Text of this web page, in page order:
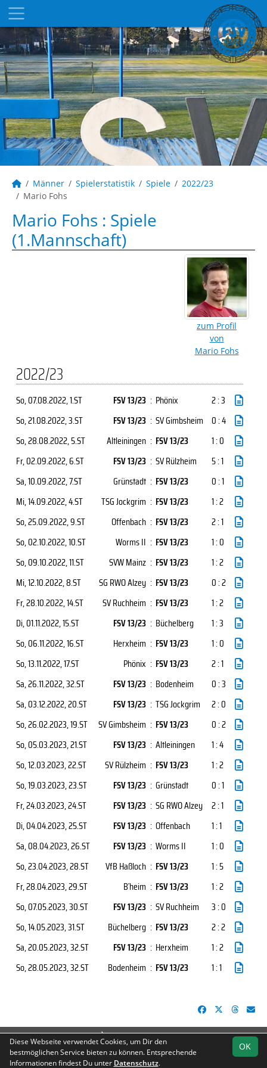
Männer Spielerstatistik Spiele
2022/23
Mario Fohs
Mario Fohs : Spiele
(1.Mannschaft)
zum Profil
von
Mario Fohs
2022/23
So, 07.08.2022, 1.ST FSV 13/23 : Phönix
2 : 3
So, 21.08.2022, 3.ST FSV 13/23 : SV Gimbsheim 0 : 4
So, 28.08.2022, 5.ST Altleiningen : FSV 13/23
1 : 0
Fr, 02.09.2022, 6.ST FSV 13/23 : SV Rülzheim
5 : 1
Sa, 10.09.2022, 7.ST Grünstadt : FSV 13/23
0 : 1
Mi, 14.09.2022, 4.ST TSG Jockgrim : FSV 13/23
1 : 2
So, 25.09.2022, 9.ST Offenbach : FSV 13/23
2 : 1
So, 02.10.2022, 10.ST Worms II : FSV 13/23
1 : 0
So, 09.10.2022, 11.ST SVW Mainz : FSV 13/23
1 : 2
Mi, 12.10.2022, 8.ST SG RWO Alzey : FSV 13/23
0 : 2
Fr, 28.10.2022, 14.ST SV Ruchheim : FSV 13/23
1 : 2
Di, 01.11.2022, 15.ST FSV 13/23 : Büchelberg
1 : 3
So, 06.11.2022, 16.ST Herxheim : FSV 13/23
1 : 0
So, 13.11.2022, 17.ST Phönix : FSV 13/23
2 : 1
Sa, 26.11.2022, 32.ST FSV 13/23 : Bodenheim
0 : 3
Sa, 03.12.2022, 20.ST FSV 13/23 : TSG Jockgrim
2 : 0
So, 26.02.2023, 19.ST SV Gimbsheim : FSV 13/23
0 : 2
So, 05.03.2023, 21.ST FSV 13/23 : Altleiningen
1 : 4
So, 12.03.2023, 22.ST SV Rülzheim : FSV 13/23
1 : 2
So, 19.03.2023, 23.ST FSV 13/23 : Grünstadt
0 : 1
Fr, 24.03.2023, 24.ST FSV 13/23 : SG RWO Alzey 2 : 1
Di, 04.04.2023, 25.ST FSV 13/23 : Offenbach
1 : 1
Sa, 08.04.2023, 26.ST FSV 13/23 : Worms II
1 : 0
So, 23.04.2023, 28.ST VfB Haßloch : FSV 13/23
1 : 5
Fr, 28.04.2023, 29.ST B´heim : FSV 13/23
1 : 2
So, 07.05.2023, 30.ST FSV 13/23 : SV Ruchheim
3 : 0
So, 14.05.2023, 31.ST Büchelberg : FSV 13/23
2 : 2
Sa, 20.05.2023, 32.ST FSV 13/23 : Herxheim
1 : 2
So, 28.05.2023, 32.ST Bodenheim : FSV 13/23 1 : 1
soccero.de
© 2006 - 2026 OK
Diese Webseite verwendet Cookies, um Dir den
bestmöglichen Service bieten zu können. Entsprechende
Informationen findest Du unter Datenschutz.